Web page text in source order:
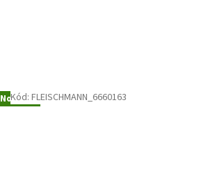
Novinka
Kód: FLEISCHMANN_6660163